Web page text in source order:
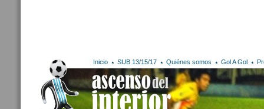
Inicio SUB 13/15/17 Quiénes somos Gol A Gol